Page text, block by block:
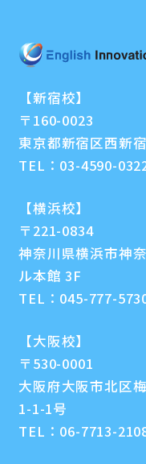
【新宿校】
〒160-0023
東京都新宿区西新
TEL： 03-4590-
【横浜校】
〒221-0834
神奈川県横浜市神
ル本館 3F
TEL： 045-777-
【大阪校】
〒530-0001
大阪府大阪市北区
1-1-1号
TEL： 06-7713-